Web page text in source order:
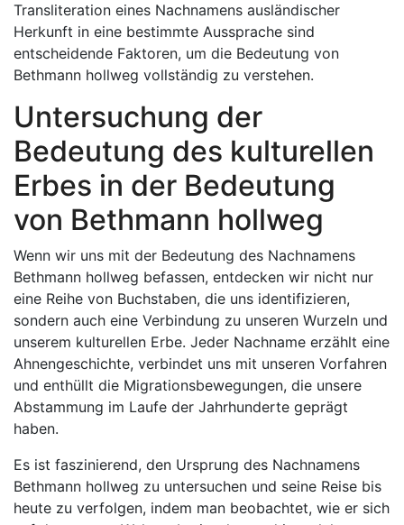
Transliteration eines Nachnamens ausländischer
Herkunft in eine bestimmte Aussprache sind
entscheidende Faktoren, um die Bedeutung von
Bethmann hollweg vollständig zu verstehen.
Untersuchung der
Bedeutung des kulturellen
Erbes in der Bedeutung
von Bethmann hollweg
Wenn wir uns mit der Bedeutung des Nachnamens
Bethmann hollweg befassen, entdecken wir nicht nur
eine Reihe von Buchstaben, die uns identifizieren,
sondern auch eine Verbindung zu unseren Wurzeln und
unserem kulturellen Erbe. Jeder Nachname erzählt eine
Ahnengeschichte, verbindet uns mit unseren Vorfahren
und enthüllt die Migrationsbewegungen, die unsere
Abstammung im Laufe der Jahrhunderte geprägt
haben.
Es ist faszinierend, den Ursprung des Nachnamens
Bethmann hollweg zu untersuchen und seine Reise bis
heute zu verfolgen, indem man beobachtet, wie er sich